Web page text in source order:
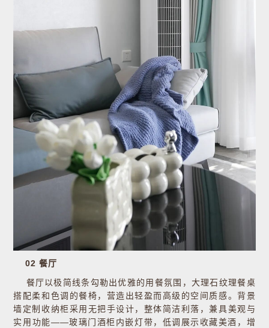
02 餐厅
餐厅以极简线条勾勒出优雅的用餐氛围，大理石纹理餐桌
搭配柔和色调的餐椅，营造出轻盈而高级的空间质感。背景
墙定制收纳柜采用无把手设计，整体简洁利落，兼具美观与
实用功能——玻璃门酒柜内嵌灯带，低调展示收藏美酒，增